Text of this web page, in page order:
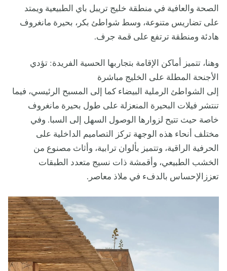
الصحة والعافية في منطقة خليج تريبل باي الطبيعية ويمتد
على تضاريس متنوعة، وسط شواطئ بكر، بحيرة مانغروف
هادئة ومنطقة ترتفع على قمة جرف.
وهنا، تتميز أماكن الإقامة بتجاربها الحسية الفريدة: تؤدي
الأجنحة المطلة على الخليج مباشرة
إلى الشواطئ الرملية البيضاء كما إلى المسبح الرئيسي، فيما
تنتشر فيلات البحيرة المنعزلة على طول بحيرة مانغروف
خاصة حيث تتيح لزوارها الوصول السهل إلى السبا. وفي
مختلف أنحاء هذه الوجهة تركز التصاميم الداخلية على
الحرفية الراقية، وتتميز بألوان ترابية، وأثاث مصنوع من
الخشب الطبيعي، وأقمشة ذات نسيج متعدد الطبقات
تعززالإحساس بالدفء في ملاذ معاصر.